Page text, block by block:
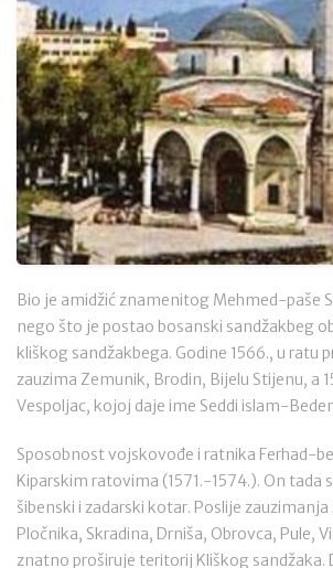
Bio je amidžić znamenitog Mehmed-paše
nego što je postao bosanski sandžakbeg
kliškog sandžakbega. Godine 1566., u ratu
zauzima Zemunik, Brodin, Bijelu Stijenu, a
Vespoljac, kojoj daje ime Seddi islam-
Sposobnost vojskovođe i ratnika Ferhad-
Kiparskim ratovima (1571.-1574.). On tada
šibenski i zadarski kotar. Poslije
Pločnika, Skradina, Drniša, Obrovca, Pule,
znatno proširuje teritorij Kliškog sandžaka.